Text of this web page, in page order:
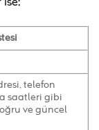
telefon
saatleri gibi
ve güncel